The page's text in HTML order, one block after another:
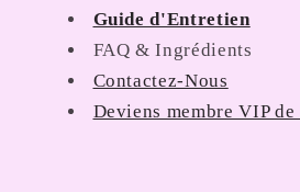
Guide d'Entretien
FAQ & Ingrédients
Contactez-Nous
Deviens membre VIP